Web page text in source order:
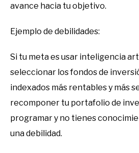
avance hacia tu objetivo.
Ejemplo de debilidades:
Si tu meta es usar inteligencia
seleccionar los fondos de
indexados más rentables y más
recomponer tu portafolio de
programar y no tienes
una debilidad.